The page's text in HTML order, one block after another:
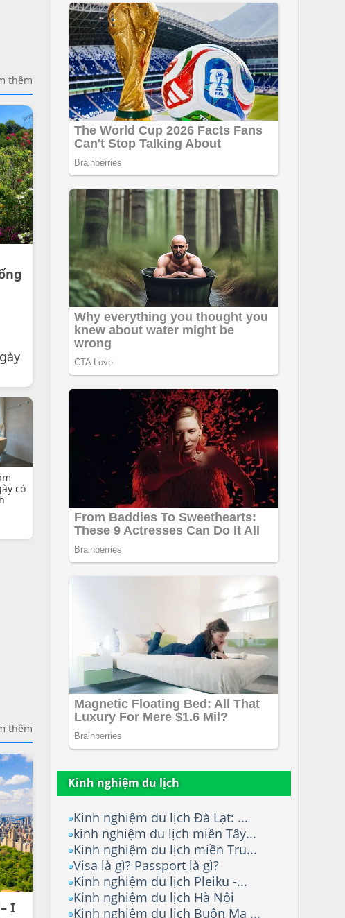
Kinh nghiệm du lịch
Kinh nghiệm du lịch Đà Lạt: ...
kinh nghiệm du lịch miền Tây...
Kinh nghiệm du lịch miền Tru...
Visa là gì? Passport là gì?
Kinh nghiệm du lịch Pleiku -...
Kinh nghiệm du lịch Hà Nội
Kinh nghiệm du lịch Buôn Ma ...
thêm
có
thêm
I